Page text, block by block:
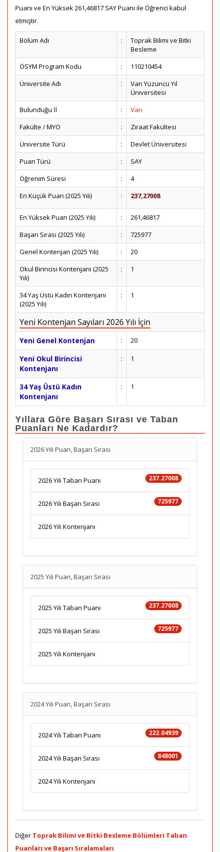
Puanı ve En Yüksek 261,46817 SAY Puanı ile Öğrenci kabul
etmiştir.
Bölüm Adı :
Toprak Bilimi ve Bitki
Besleme
ÖSYM Program Kodu
:
110210454
Üniversite Adı
:
Van Yüzüncü Yıl
Üniversitesi
Bulunduğu İl
:
Van
Fakülte / MYO
:
Ziraat Fakültesi
Üniversite Türü
:
Devlet Üniversitesi
Puan Türü
:
SAY
Öğrenim Süresi
:
4
En Küçük Puan (2025 Yılı)
: 237,27008
En Yüksek Puan (2025 Yılı) :
261,46817
Başarı Sırası (2025 Yılı)
:
725977
Genel Kontenjan (2025 Yılı)
:
20
Okul Birincisi Kontenjanı (2025
Yılı)
: 1
34 Yaş Üstü Kadın Kontenjanı
(2025 Yılı)
: 1
Yeni Kontenjan Sayıları 2026 Yılı İçin
Yeni Genel Kontenjan : 20
Yeni Okul Birincisi
Kontenjanı
: 1
34 Yaş Üstü Kadın
Kontenjanı
: 1
Yıllara Göre Başarı Sırası ve Taban
Puanları Ne Kadardır?
2026 Yılı Puan, Başarı Sırası
237.27008
2026 Yılı Taban Puanı
725977
2026 Yılı Başarı Sırası
2026 Yılı Kontenjanı
2025 Yılı Puan, Başarı Sırası
237.27008
2025 Yılı Taban Puanı
725977
2025 Yılı Başarı Sırası
2025 Yılı Kontenjanı
2024 Yılı Puan, Başarı Sırası
222.04939
2024 Yılı Taban Puanı
848001
2024 Yılı Başarı Sırası
2024 Yılı Kontenjanı
Diğer Toprak Bilimi ve Bitki Besleme Bölümleri Taban
Puanları ve Başarı Sıralamaları